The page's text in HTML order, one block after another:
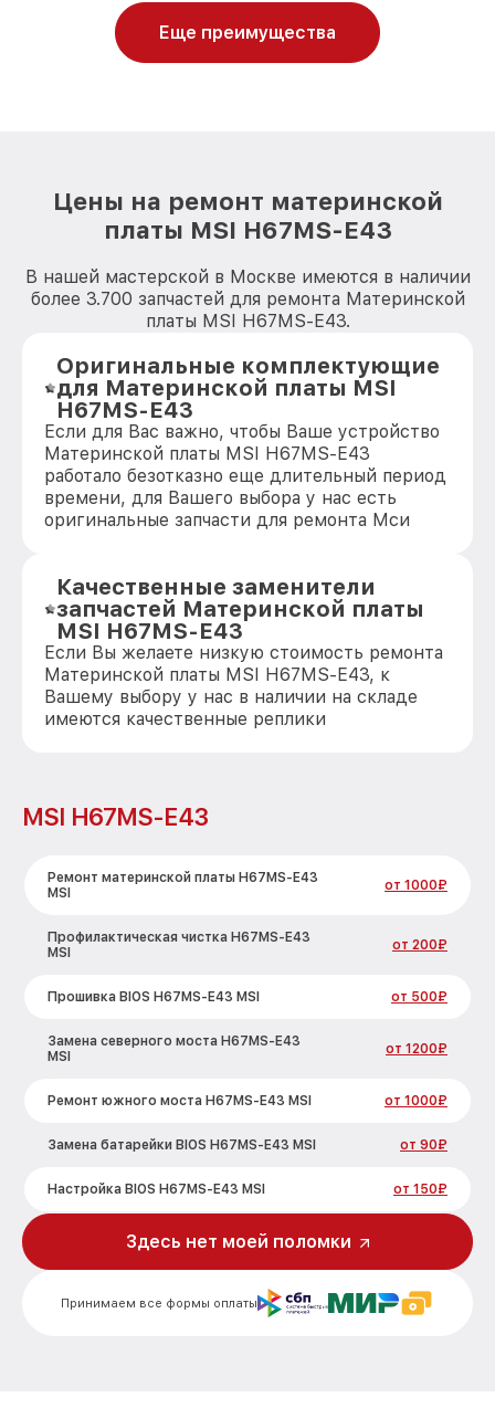
Еще преимущества
Цены на ремонт материнской
платы MSI H67MS-E43
В нашей мастерской в Москве имеются в наличии
более 3.700 запчастей для ремонта Материнской
платы MSI H67MS-E43.
Оригинальные комплектующие
для Материнской платы MSI
H67MS-E43
Если для Вас важно, чтобы Ваше устройство
Материнской платы MSI H67MS-E43
работало безотказно еще длительный период
времени, для Вашего выбора у нас есть
оригинальные запчасти для ремонта Мси
Качественные заменители
запчастей Материнской платы
MSI H67MS-E43
Если Вы желаете низкую стоимость ремонта
Материнской платы MSI H67MS-E43, к
Вашему выбору у нас в наличии на складе
имеются качественные реплики
MSI H67MS-E43
Ремонт материнской платы H67MS-E43
MSI
от 1000₽
Профилактическая чистка H67MS-E43
MSI
от 200₽
Прошивка BIOS H67MS-E43 MSI от 500₽
Замена северного моста H67MS-E43
MSI
от 1200₽
Ремонт южного моста H67MS-E43 MSI от 1000₽
Замена батарейки BIOS H67MS-E43 MSI от 90₽
Настройка BIOS H67MS-E43 MSI от 150₽
Принимаем все формы оплаты
Здесь нет моей поломки